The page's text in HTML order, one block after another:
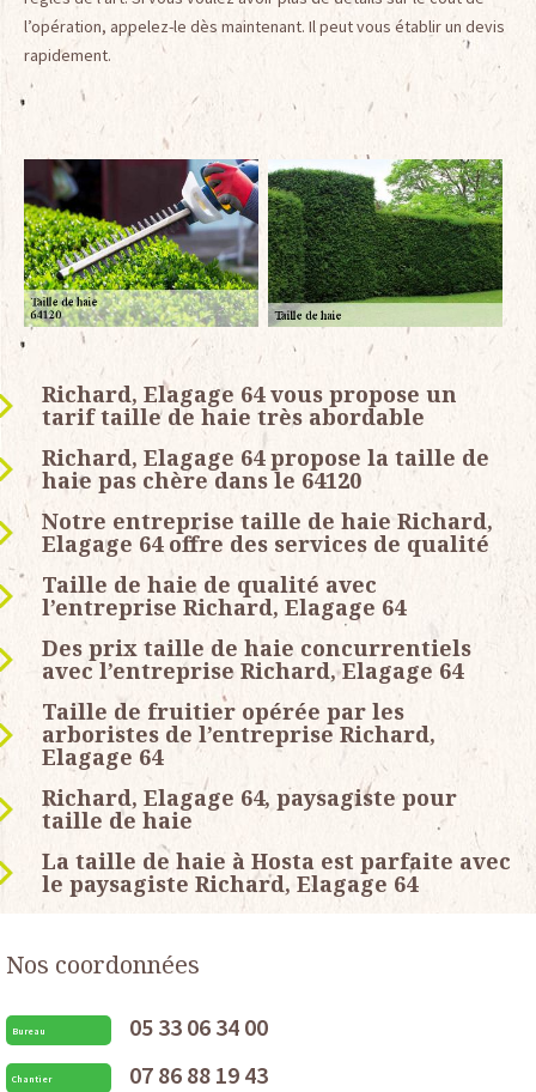
l’opération, appelez-le dès maintenant. Il peut vous établir un devis
rapidement.
Richard, Elagage 64 vous propose un
tarif taille de haie très abordable
Richard, Elagage 64 propose la taille de
haie pas chère dans le 64120
Notre entreprise taille de haie Richard,
Elagage 64 offre des services de qualité
Taille de haie de qualité avec
l’entreprise Richard, Elagage 64
Des prix taille de haie concurrentiels
avec l’entreprise Richard, Elagage 64
Taille de fruitier opérée par les
arboristes de l’entreprise Richard,
Elagage 64
Richard, Elagage 64, paysagiste pour
taille de haie
La taille de haie à Hosta est parfaite avec
le paysagiste Richard, Elagage 64
Nos coordonnées
Bureau 05 33 06 34 00
Chantier 07 86 88 19 43